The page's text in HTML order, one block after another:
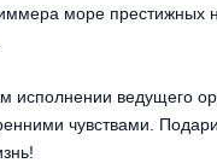
море престижных
исполнении ведущего
чувствами.